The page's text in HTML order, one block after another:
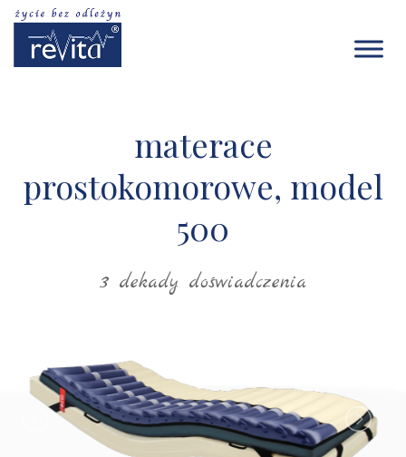
materace
prostokomorowe, model
500
3 dekady doświadczenia